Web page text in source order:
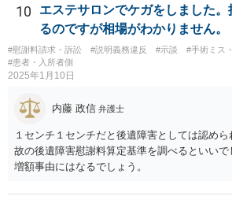
ニック側の過失を肯定できそうであれば、ク
に損害賠償請求をしていくことになります。
10
エステサロンでケガをしました
るのですが相場がわかりません。
#慰謝料請求・訴訟 #説明義務違反 #示談 #手術ミス
#患者・入所者側
2025年1月10日
内藤 政信 弁護士
１センチ１センチだと後遺障害としては認め
故の後遺障害慰謝料算定基準を調べるといい
増額事由にはなるでしょう。